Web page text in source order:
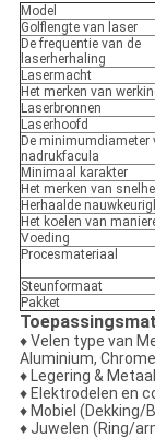
Model
Golflengte van laser
De frequentie van de
laserherhaling
Lasermacht
Het merken van
Laserbronnen
Laserhoofd
De minimumdiameter
nadrukfacula
Minimaal karakter
Het merken van
Herhaalde
Het koelen van
Voeding
Procesmateriaal
Steunformaat
Pakket
♦ Velen type van
Aluminium,
♦ Legering &
♦ Elektrodelen en
♦ Mobiel
♦ Juwelen (Ring/